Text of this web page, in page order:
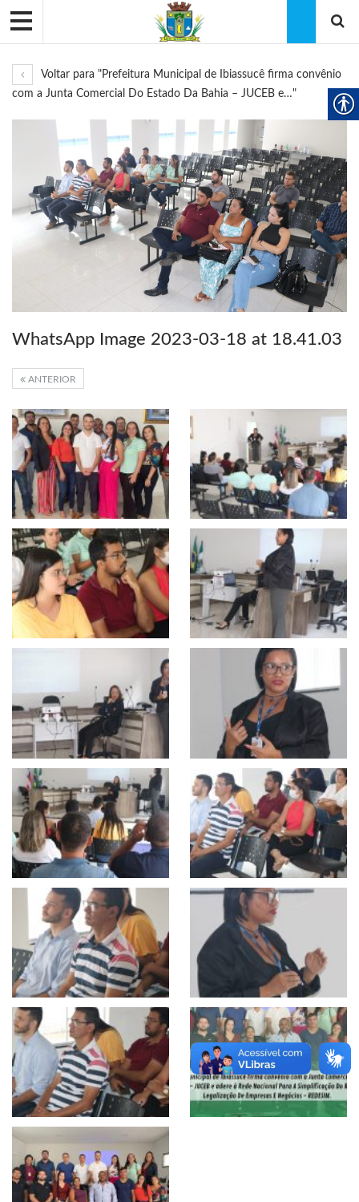
Voltar para "Prefeitura Municipal de Ibiassucê firma convênio
com a Junta Comercial Do Estado Da Bahia – JUCEB e…"
WhatsApp Image 2023-03-18 at 18.41.03
ANTERIOR